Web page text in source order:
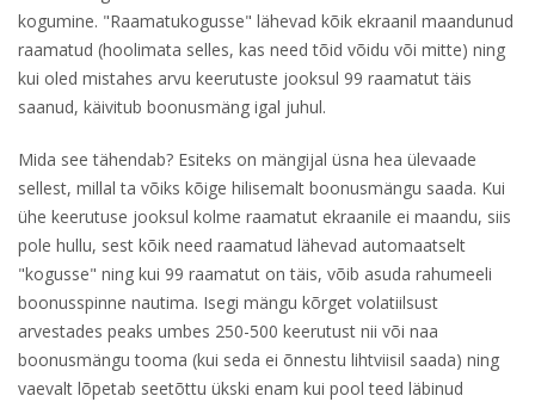
kogumine. "Raamatukogusse" lähevad kõik ekraanil maandunud
raamatud (hoolimata selles, kas need tõid võidu või mitte) ning
kui oled mistahes arvu keerutuste jooksul 99 raamatut täis
saanud, käivitub boonusmäng igal juhul.
Mida see tähendab? Esiteks on mängijal üsna hea ülevaade
sellest, millal ta võiks kõige hilisemalt boonusmängu saada. Kui
ühe keerutuse jooksul kolme raamatut ekraanile ei maandu, siis
pole hullu, sest kõik need raamatud lähevad automaatselt
"kogusse" ning kui 99 raamatut on täis, võib asuda rahumeeli
boonusspinne nautima. Isegi mängu kõrget volatiilsust
arvestades peaks umbes 250-500 keerutust nii või naa
boonusmängu tooma (kui seda ei õnnestu lihtviisil saada) ning
vaevalt lõpetab seetõttu ükski enam kui pool teed läbinud